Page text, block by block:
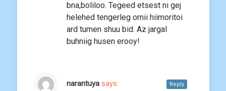
bna,boliloo. Tegeed etsest ni gej
helehed tengerleg ornii hiimoritoi
ard tumen shuu bid. Az jargal
buhniig husen erooy!
narantuya says: Reply